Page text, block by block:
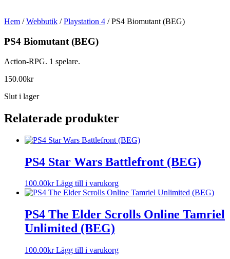
Hem /Webbutik /Playstation 4 / PS4 Biomutant (BEG)
PS4 Biomutant (BEG)
Action-RPG. 1 spelare.
150.00kr
Slut i lager
Relaterade produkter
PS4 Star Wars Battlefront (BEG)
100.00kr Lägg till i varukorg
PS4 The Elder Scrolls Online Tamriel
Unlimited (BEG)
100.00kr Lägg till i varukorg